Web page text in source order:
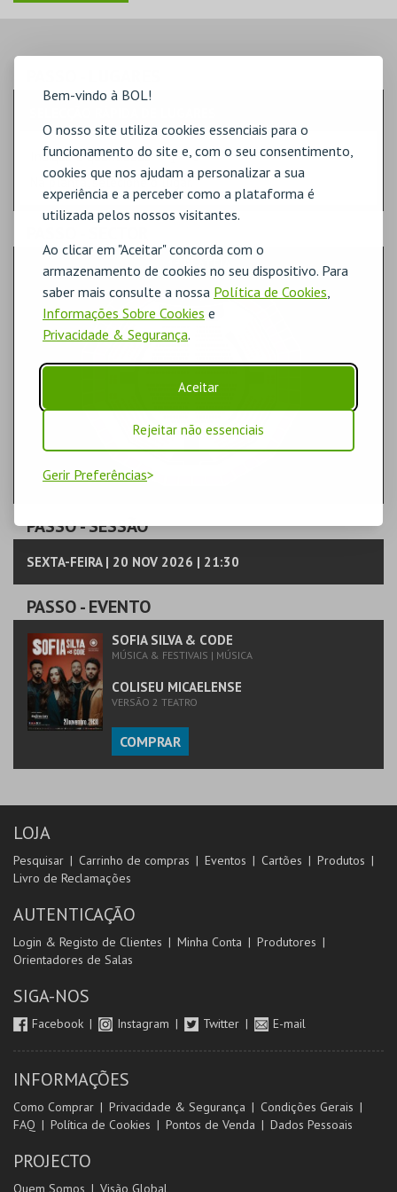
Bem-vindo à BOL!
O nosso site utiliza cookies essenciais para o
funcionamento do site e, com o seu consentimento,
cookies que nos ajudam a personalizar a sua
experiência e a perceber como a plataforma é
utilizada pelos nossos visitantes.
Ao clicar em "Aceitar" concorda com o
armazenamento de cookies no seu dispositivo. Para
saber mais consulte a nossa Política de Cookies,
Informações Sobre Cookies e
Privacidade & Segurança.
Aceitar
Rejeitar não essenciais
Gerir Preferências
Indique a quantidade
Na planta, selecione o lugar.
1ª PLATEIA
PASSO- SESSÃO
SEXTA-FEIRA | 20 NOV 2026 | 21:30
PASSO- EVENTO
SOFIA SILVA & CODE
MÚSICA & FESTIVAIS | MÚSICA
COLISEU MICAELENSE
VERSÃO 2 TEATRO
COMPRAR
LOJA
Pesquisar Carrinho de compras Eventos Cartões
Produtos
Livro de Reclamações
AUTENTICAÇÃO
Login & Registo de Clientes Minha Conta
Produtores
Orientadores de Salas
SIGA-NOS
Facebook Instagram Twitter E-mail
INFORMAÇÕES
Como Comprar Privacidade & Segurança
Condições Gerais
FAQ
Política de Cookies Pontos de Venda Dados Pessoais
PROJECTO
Quem Somos Visão Global